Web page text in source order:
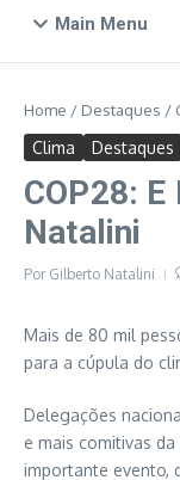
Main Menu
Home / Destaques /
Clima Destaques
COP28:
Natalini
Por Gilberto Natalini
Mais de 80 mil
para a cúpula do
Delegações
e mais comitivas
importante evento,